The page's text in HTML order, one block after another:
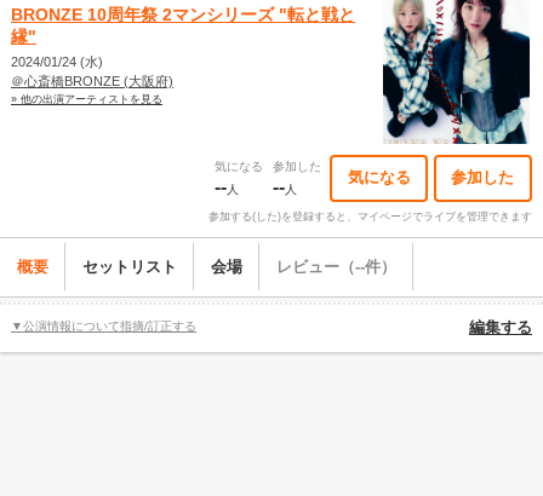
BRONZE 10周年祭 2マンシリーズ "転と戦と
縁"
2024/01/24 (水)
＠心斎橋BRONZE (大阪府)
» 他の出演アーティストを見る
気になる
--人
参加した
--人
気になる 参加した
参加する(した)を登録すると、マイページでライブを管理できます
概要 セットリスト 会場 レビュー（--件）
▼公演情報について指摘/訂正する 編集する